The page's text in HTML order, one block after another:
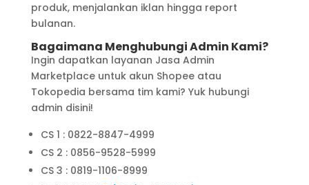
produk, menjalankan iklan hingga report
bulanan.
Bagaimana Menghubungi Admin Kami?
Ingin dapatkan layanan Jasa Admin
Marketplace untuk akun Shopee atau
Tokopedia bersama tim kami? Yuk hubungi
admin disini!
CS 1 : 0822-8847-4999
CS 2 : 0856-9528-5999
CS 3 : 0819-1106-8999